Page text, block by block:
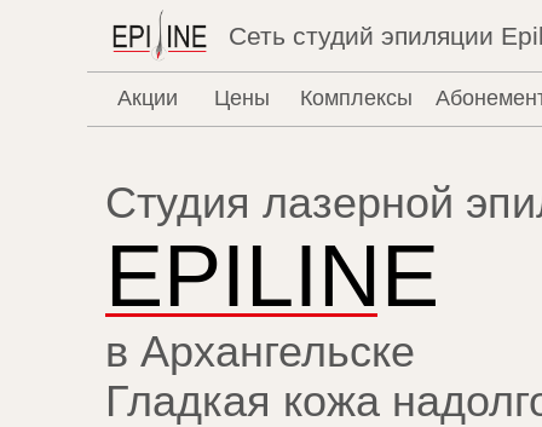
Сеть студий эпиляции
Комплексы
Цены
Акции
Студия лазерной
в Архангельске
Гладкая кожа
EPILINE